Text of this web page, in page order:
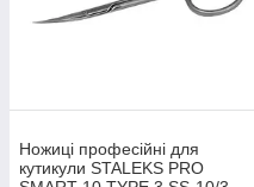
Ножиці професійні для
кутикули STALEKS PRO